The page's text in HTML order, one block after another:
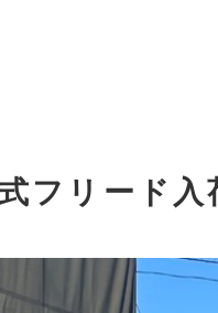
フリード入